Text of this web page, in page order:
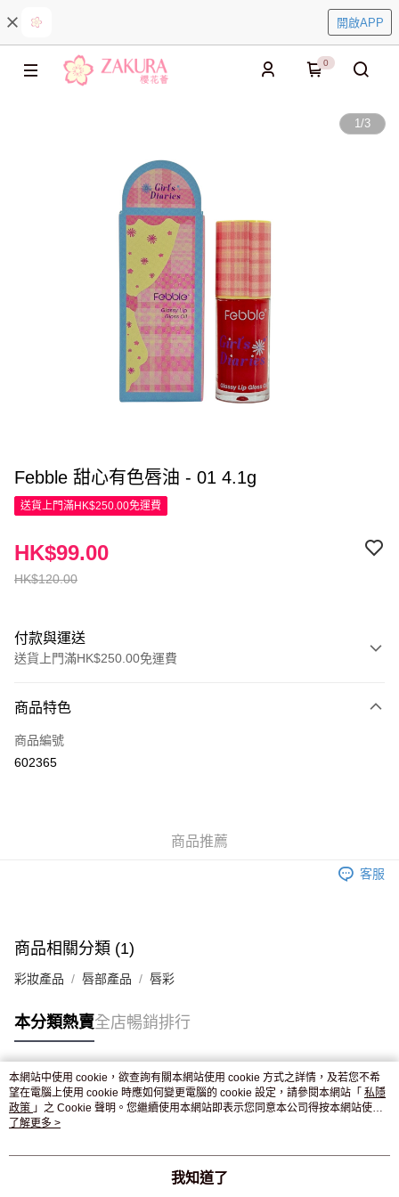
開啟APP
0
1/3
Febble 甜心有色唇油 - 01 4.1g
送貨上門滿HK$250.00免運費
HK$120.00
HK$99.00
付款與運送
送貨上門滿HK$250.00免運費
信用卡
Apple Pay
付款後門市自取，訂單確認後2-4個工作天到店，7天內取。逾期後
商品特色
商品編號
602365
商品推薦
客服
商品相關分類 (1)
彩妝產品 唇部產品 唇彩
本分類熱賣全店暢銷排行
熱門標籤
熱銷排行
本網站中使用 cookie，欲查詢有關本網站使用 cookie 方式之詳情，及若您不希
望在電腦上使用 cookie 時應如何變更電腦的 cookie 設定，請參閱本網站「 私隱
政策 」之 Cookie 聲明。您繼續使用本網站即表示您同意本公司得按本網站使用
條款之 Cookie 聲明使用 cookie。
了解更多 >
我知道了